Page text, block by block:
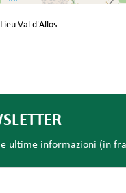
Lieu Val d'Allos
ultime informazioni (in